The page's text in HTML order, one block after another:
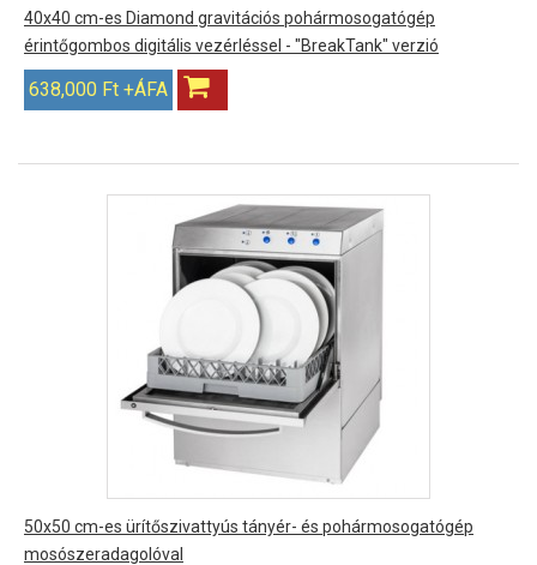
40x40 cm-es Diamond gravitációs pohármosogatógép
érintőgombos digitális vezérléssel - "BreakTank" verzió
638,000 Ft +ÁFA
50x50 cm-es ürítőszivattyús tányér- és pohármosogatógép
mosószeradagolóval